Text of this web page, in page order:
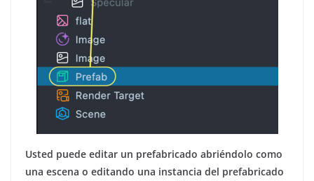
Usted puede editar un prefabricado abriéndolo como
una escena o editando una instancia del prefabricado